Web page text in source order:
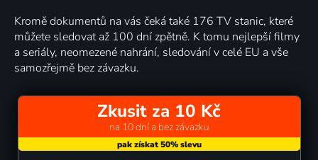
Kromě dokumentů na vás čeká také 176 TV stanic, které
můžete sledovat až 100 dní zpětně. K tomu nejlepší filmy
a seriály, neomezené nahrání, sledování v celé EU a vše
samozřejmě bez závazku.
Zkusit za 10 Kč
na 10 dní a bez závazku